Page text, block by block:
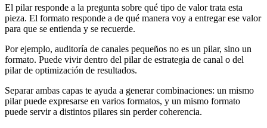
El pilar responde a la pregunta sobre qué tipo de valor trata esta
pieza. El formato responde a de qué manera voy a entregar ese valor
para que se entienda y se recuerde.
Por ejemplo, auditoría de canales pequeños no es un pilar, sino un
formato. Puede vivir dentro del pilar de estrategia de canal o del
pilar de optimización de resultados.
Separar ambas capas te ayuda a generar combinaciones: un mismo
pilar puede expresarse en varios formatos, y un mismo formato
puede servir a distintos pilares sin perder coherencia.